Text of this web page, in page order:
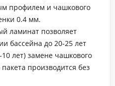
профилем и чашкового
0.4 мм.
ламинат позволяет
бассейна до 20-25 лет
лет) замене чашкового
производится без